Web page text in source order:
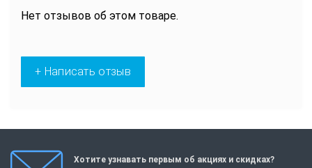
Нет отзывов об этом товаре.
+ Написать отзыв
Хотите узнавать первым об акциях и скидках?